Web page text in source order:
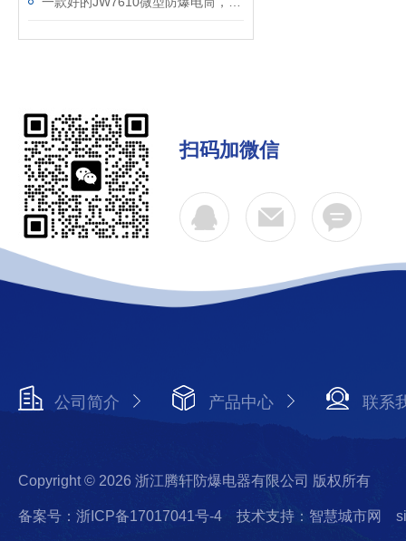
扫码加微信
公司简介 产品中心 联系
Copyright © 2026 浙江腾轩防爆电器有限公司 版权所有
备案号：浙ICP备17017041号-4 技术支持：智慧城市网